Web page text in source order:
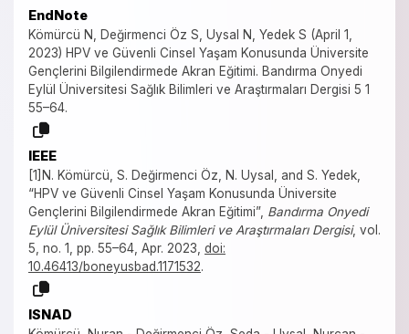
EndNote
Kömürcü N, Değirmenci Öz S, Uysal N, Yedek S (April 1,
2023) HPV ve Güvenli Cinsel Yaşam Konusunda Üniversite
Gençlerini Bilgilendirmede Akran Eğitimi. Bandırma Onyedi
Eylül Üniversitesi Sağlık Bilimleri ve Araştırmaları Dergisi 5 1
55–64.
IEEE
[1]N. Kömürcü, S. Değirmenci Öz, N. Uysal, and S. Yedek,
“HPV ve Güvenli Cinsel Yaşam Konusunda Üniversite
Gençlerini Bilgilendirmede Akran Eğitimi”, Bandırma Onyedi
Eylül Üniversitesi Sağlık Bilimleri ve Araştırmaları Dergisi, vol.
5, no. 1, pp. 55–64, Apr. 2023, doi:
10.46413/boneyusbad.1171532.
ISNAD